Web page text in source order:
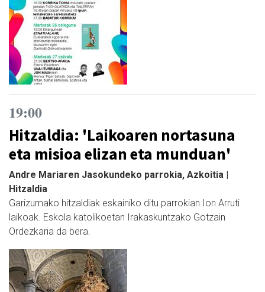
19:00
Hitzaldia: 'Laikoaren nortasuna
eta misioa elizan eta munduan'
Andre Mariaren Jasokundeko parrokia, Azkoitia |
Hitzaldia
Garizumako hitzaldiak eskainiko ditu parrokian Ion Arruti
laikoak. Eskola katolikoetan Irakaskuntzako Gotzain
Ordezkaria da bera.